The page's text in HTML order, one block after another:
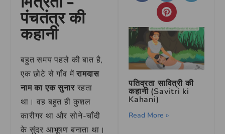
पंचतंत्र की
कहानी
बहुत समय पहले की बात है,
एक छोटे से गाँव मेंरामदास
नाम का एक सुनाररहता
था। वह बहुत ही कुशल
कारीगर था और सोने-चाँदी
के सुंदर आभूषण बनाता था।
पतिव्रता सावित्री की
कहानी (Savitri ki
Kahani)
Read More »